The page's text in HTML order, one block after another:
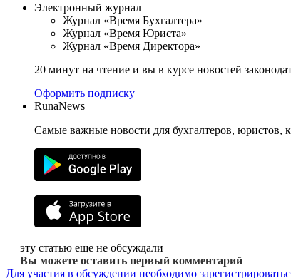
Электронный журнал
Журнал «Время Бухгалтера»
Журнал «Время Юриста»
Журнал «Время Директора»
20 минут на чтение и вы в курсе новостей
Оформить подписку
RunaNews
Самые важные новости для бухгалтеров, юристов,
эту статью еще не обсуждали
Вы можете оставить первый комментарий
Для участия в обсуждении необходимо